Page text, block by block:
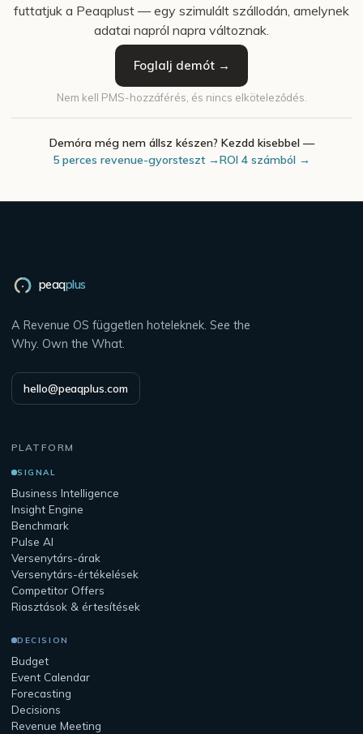
futtatjuk a Peaqplust — egy szimulált szállodán, amelynek
adatai napról napra változnak.
Foglalj demót →
Nem kell PMS-hozzáférés, és nincs elköteleződés.
Demóra még nem állsz készen? Kezdd kisebbel —
5 perces revenue-gyorsteszt →ROI 4 számból →
peaqplus
A Revenue OS független hoteleknek. See the
Why. Own the What.
hello@peaqplus.com
PLATFORM
SIGNAL
Business Intelligence
Insight Engine
Benchmark
Pulse AI
Versenytárs-árak
Versenytárs-értékelések
Competitor Offers
Riasztások & értesítések
DECISION
Budget
Event Calendar
Forecasting
Decisions
Revenue Meeting